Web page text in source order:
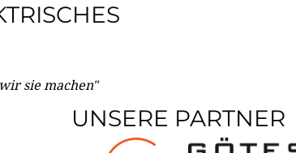
sie machen"
UNSERE PARTNER